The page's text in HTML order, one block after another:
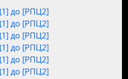
до [РПЦ2]
до [РПЦ2]
до [РПЦ2]
до [РПЦ2]
до [РПЦ2]
до [РПЦ2]